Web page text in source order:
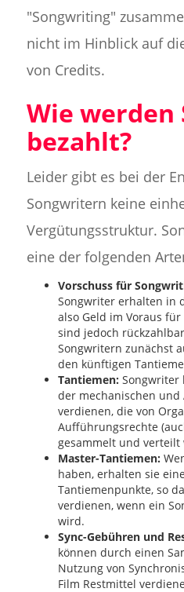
"Songwriting"
nicht im Hinblick auf
von Credits.
Wie
bezahlt?
Leider gibt es bei der
Songwritern keine
Vergütungsstruktur.
eine der folgenden
Vorschuss für
Songwriter erhalten in
also Geld im Voraus
sind jedoch
Songwritern zunächst
den künftigen
Tantiemen: Songwriter
der mechanischen
verdienen, die von
Aufführungsrechte
gesammelt und verteilt
Master-Tantiemen:
haben, erhalten sie
Tantiemenpunkte, so
verdienen, wenn ein
wird.
Sync-Gebühren und
können durch einen
Nutzung von
Film Restmittel